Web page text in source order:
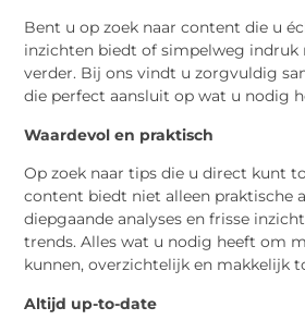
Bent u op zoek naar content die u
inzichten biedt of simpelweg indruk
verder. Bij ons vindt u zorgvuldig
die perfect aansluit op wat u nodig
Waardevol en praktisch
Op zoek naar tips die u direct kunt
content biedt niet alleen praktische
diepgaande analyses en frisse
trends. Alles wat u nodig heeft om
kunnen, overzichtelijk en makkelijk
Altijd up-to-date